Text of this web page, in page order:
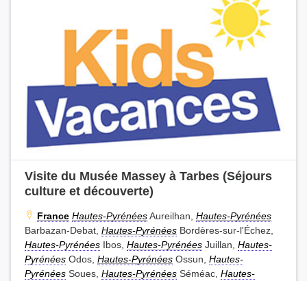
Visite du Musée Massey à Tarbes (Séjours
culture et découverte)
France Hautes-PyrénéesAureilhan, Hautes-Pyrénées
Barbazan-Debat, Hautes-Pyrénées Bordères-sur-l'Échez,
Hautes-Pyrénées Ibos, Hautes-Pyrénées Juillan, Hautes-
Pyrénées Odos, Hautes-Pyrénées Ossun, Hautes-
Pyrénées Soues, Hautes-Pyrénées Séméac, Hautes-